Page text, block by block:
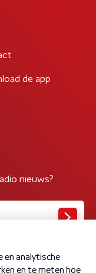
de app
nieuws?